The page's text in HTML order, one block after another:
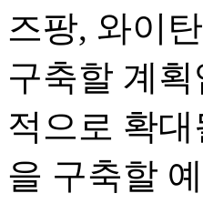
즈팡, 와이
구축할 계
적으로 확
을 구축할